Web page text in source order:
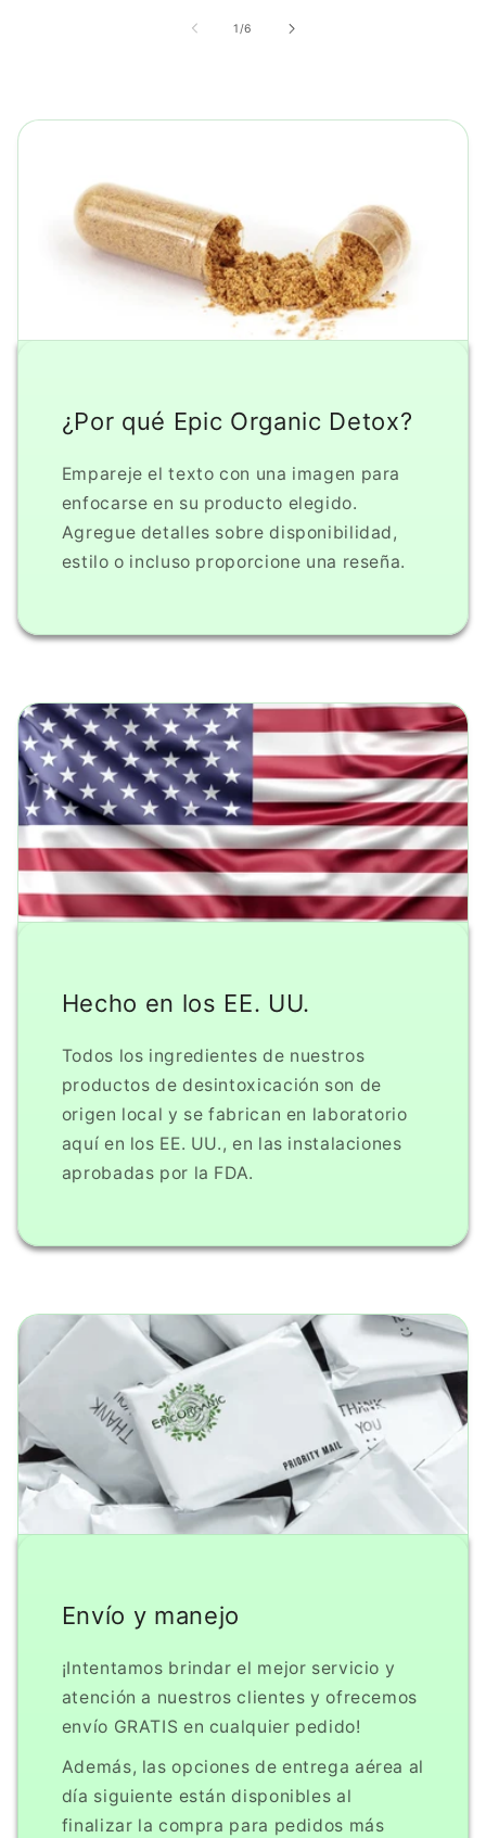
1 /de
6
¿Por qué Epic Organic Detox?
Empareje el texto con una imagen para
enfocarse en su producto elegido.
Agregue detalles sobre disponibilidad,
estilo o incluso proporcione una reseña.
Hecho en los EE. UU.
Todos los ingredientes de nuestros
productos de desintoxicación son de
origen local y se fabrican en laboratorio
aquí en los EE. UU., en las instalaciones
aprobadas por la FDA.
Envío y manejo
¡Intentamos brindar el mejor servicio y
atención a nuestros clientes y ofrecemos
envío GRATIS en cualquier pedido!
Además, las opciones de entrega aérea al
día siguiente están disponibles al
finalizar la compra para pedidos más